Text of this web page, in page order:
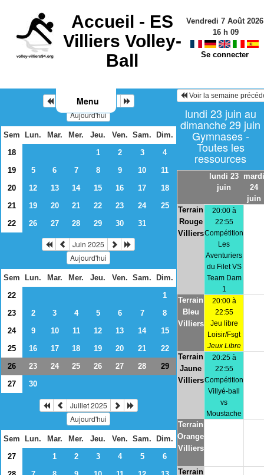
Accueil - ES
Villiers Volley-
Ball
Vendredi 7 Août 2026
16 h 09
Se connecter
Menu
Mai 2025
Aujourd'hui
Sem Lun. Mar. Mer. Jeu. Ven. Sam. Dim.
18
1 2 3
4
19
5 6 7 8 9 10
11
20
12 13 14 15 16 17
18
21
19 20 21 22 23 24
25
22
26 27 28 29 30 31
Juin 2025
Aujourd'hui
Sem Lun. Mar. Mer. Jeu. Ven. Sam.
Dim.
22
1
23
2 3 4 5 6 7
8
24
9 10 11 12 13 14
15
25
16 17 18 19 20 21
22
26
23 24 25 26 27 28
29
27
30
Juillet 2025
Aujourd'hui
Sem Lun. Mar. Mer. Jeu. Ven. Sam.
Dim.
27
1 2 3 4 5
6
Voir la semaine
lundi 23 juin au
dimanche 29 juin
Gymnases -
Toutes les
ressources
lundi 23
juin
mardi
24
juin
Terrain
Rouge
Villiers
20:00 à
22:55
Compétition
Les
Aventuriers
du Filet VS
Team Dam
1
Terrain
Bleu
Villiers
20:00 à
22:55
Jeu libre
Loisir/Fsgt
Jeux Libre
Terrain
Jaune
Villiers
20:25 à
22:55
Compétition
Villyé-ball
vs
Moustache
Terrain
Orange
Villiers
Terrain